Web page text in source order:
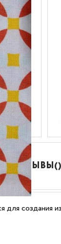
ОТЗЫВЫ()
для создания